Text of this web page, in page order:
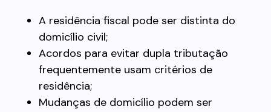
A residência fiscal pode ser distinta do
domicílio civil;
Acordos para evitar dupla tributação
frequentemente usam critérios de
residência;
Mudanças de domicílio podem ser